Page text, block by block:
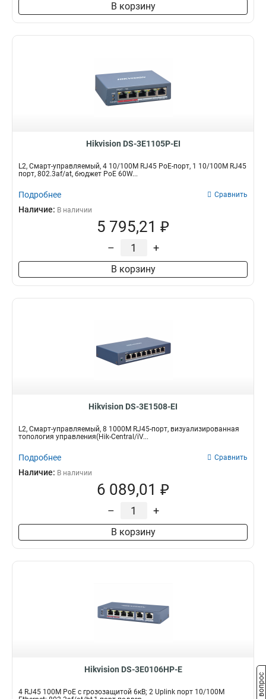
В корзину
Hikvision DS-3E1105P-EI
L2, Смарт-управляемый, 4 10/100M RJ45 PoE-порт, 1 10/100M RJ45
порт, 802.3af/at, бюджет PoE 60W...
Подробнее Сравнить
Наличие: В наличии
5 795,21 ₽
– +
В корзину
Hikvision DS-3E1508-EI
L2, Смарт-управляемый, 8 1000M RJ45-порт, визуализированная
топология управления(Hik-Central/iV...
Подробнее Сравнить
Наличие: В наличии
6 089,01 ₽
– +
В корзину
Hikvision DS-3E0106HP-E
4 RJ45 100M PoE с грозозащитой 6кВ; 2 Uplink порт 10/100M